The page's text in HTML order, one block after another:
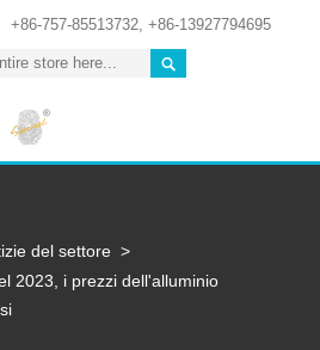
+86-757-85513732, +86-13927794695

del settore >
2023, i prezzi dell'alluminio